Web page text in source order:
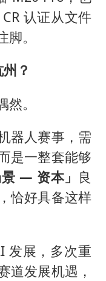
认证从文件
。
？
。
器人赛事，需
是一整套能够
— 资本」 良
恰好具备这样
发展，多次重
道发展机遇，